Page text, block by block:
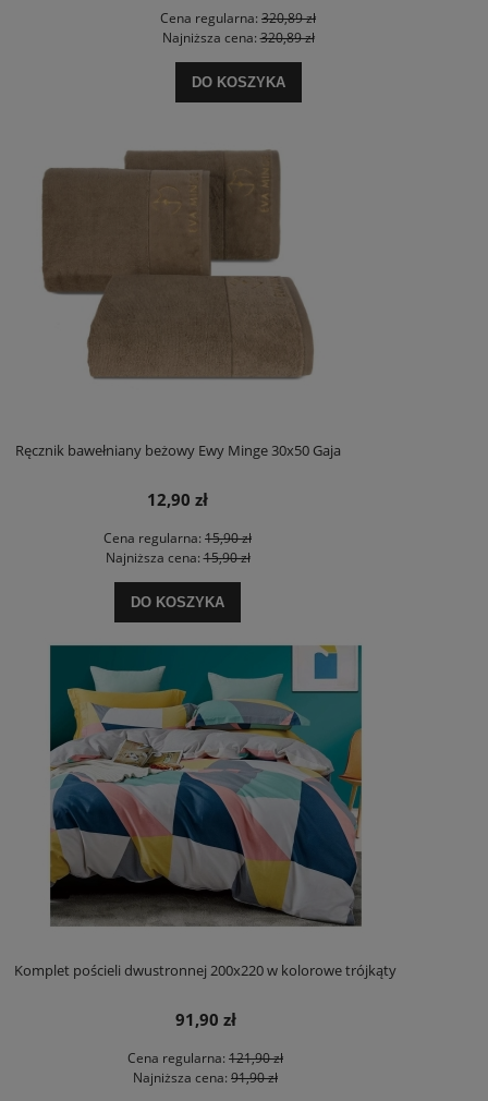
Cena regularna: 320,89 zł
Najniższa cena:320,89 zł
DO KOSZYKA
Ręcznik bawełniany beżowy Ewy Minge 30x50 Gaja
12,90 zł
Cena regularna: 15,90 zł
Najniższa cena:15,90 zł
DO KOSZYKA
Komplet pościeli dwustronnej 200x220 w kolorowe trójkąty
91,90 zł
Cena regularna: 121,90 zł
Najniższa cena: 91,90 zł